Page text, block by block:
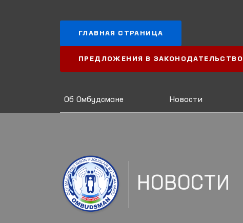
ГЛАВНАЯ СТРАНИЦА
ПРЕДЛОЖЕНИЯ В ЗАКОНОДАТЕЛЬСТВО
Об Омбудсмане Новости
НОВОСТИ